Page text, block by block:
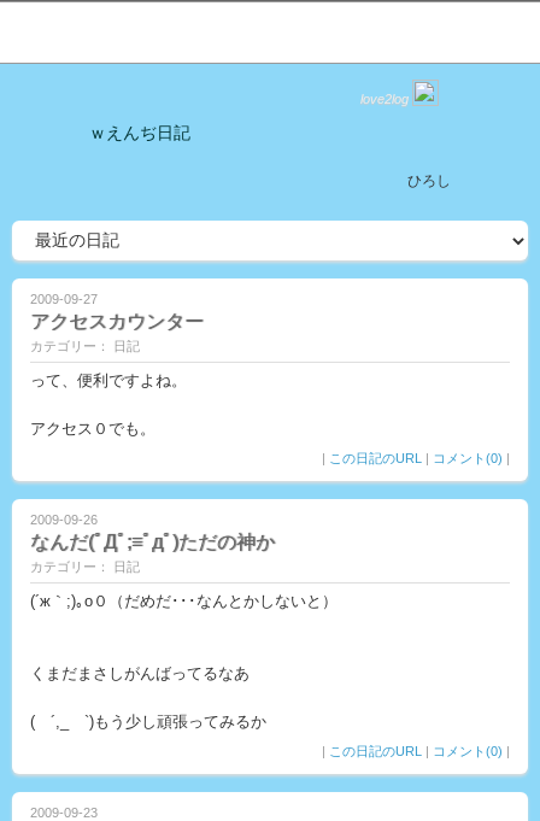
love2log
ｗえんぢ日記
ひろし
2009-09-27
アクセスカウンター
カテゴリー： 日記
って、便利ですよね。
アクセス０でも。
| この日記のURL | コメント(0) |
2009-09-26
なんだ(ﾟДﾟ;≡ﾟдﾟ)ただの神か
カテゴリー： 日記
(´ж｀;)｡o０（だめだ･･･なんとかしないと）
くまだまさしがんばってるなあ
( ´,_ゝ`)もう少し頑張ってみるか
| この日記のURL | コメント(0) |
2009-09-23